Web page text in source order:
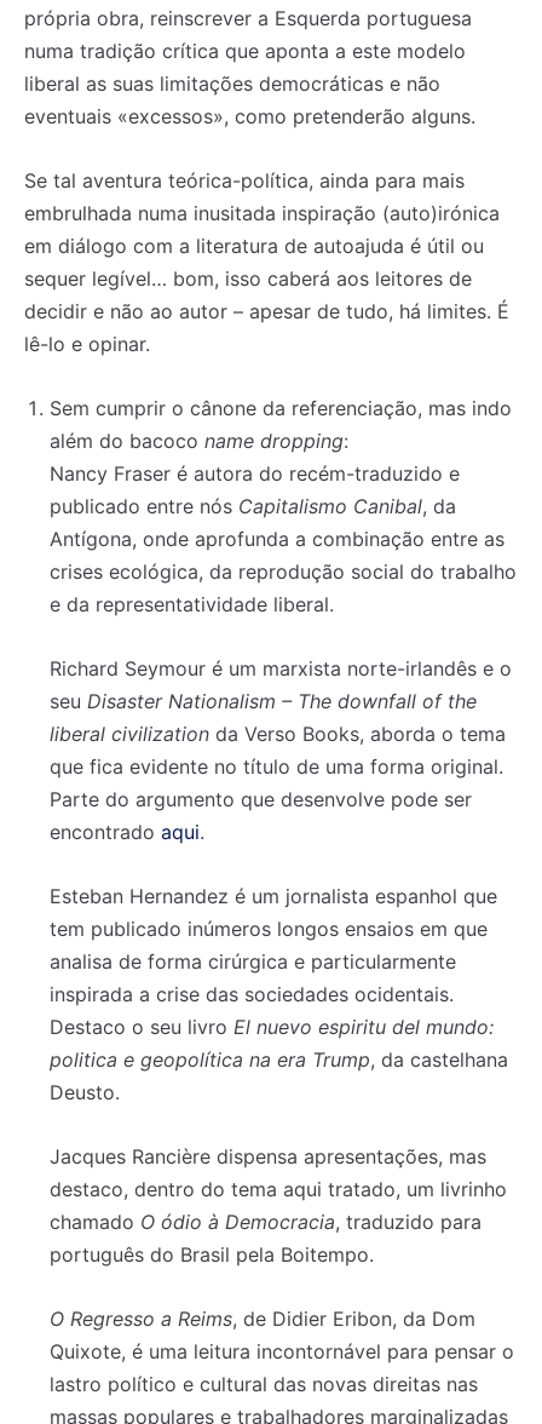
própria obra, reinscrever a Esquerda portuguesa
numa tradição crítica que aponta a este modelo
liberal as suas limitações democráticas e não
eventuais «excessos», como pretenderão alguns.
Se tal aventura teórica-política, ainda para mais
embrulhada numa inusitada inspiração (auto)irónica
em diálogo com a literatura de autoajuda é útil ou
sequer legível… bom, isso caberá aos leitores de
decidir e não ao autor – apesar de tudo, há limites. É
lê-lo e opinar.
Sem cumprir o cânone da referenciação, mas indo
além do bacoco name dropping:
Nancy Fraser é autora do recém-traduzido e
publicado entre nós Capitalismo Canibal, da
Antígona, onde aprofunda a combinação entre as
crises ecológica, da reprodução social do trabalho
e da representatividade liberal.
Richard Seymour é um marxista norte-irlandês e o
seu Disaster Nationalism – The downfall of the
liberal civilization da Verso Books, aborda o tema
que fica evidente no título de uma forma original.
Parte do argumento que desenvolve pode ser
encontrado aqui.
Esteban Hernandez é um jornalista espanhol que
tem publicado inúmeros longos ensaios em que
analisa de forma cirúrgica e particularmente
inspirada a crise das sociedades ocidentais.
Destaco o seu livro El nuevo espiritu del mundo:
politica e geopolítica na era Trump, da castelhana
Deusto.
Jacques Rancière dispensa apresentações, mas
destaco, dentro do tema aqui tratado, um livrinho
chamado O ódio à Democracia, traduzido para
português do Brasil pela Boitempo.
O Regresso a Reims, de Didier Eribon, da Dom
Quixote, é uma leitura incontornável para pensar o
lastro político e cultural das novas direitas nas
massas populares e trabalhadores marginalizadas